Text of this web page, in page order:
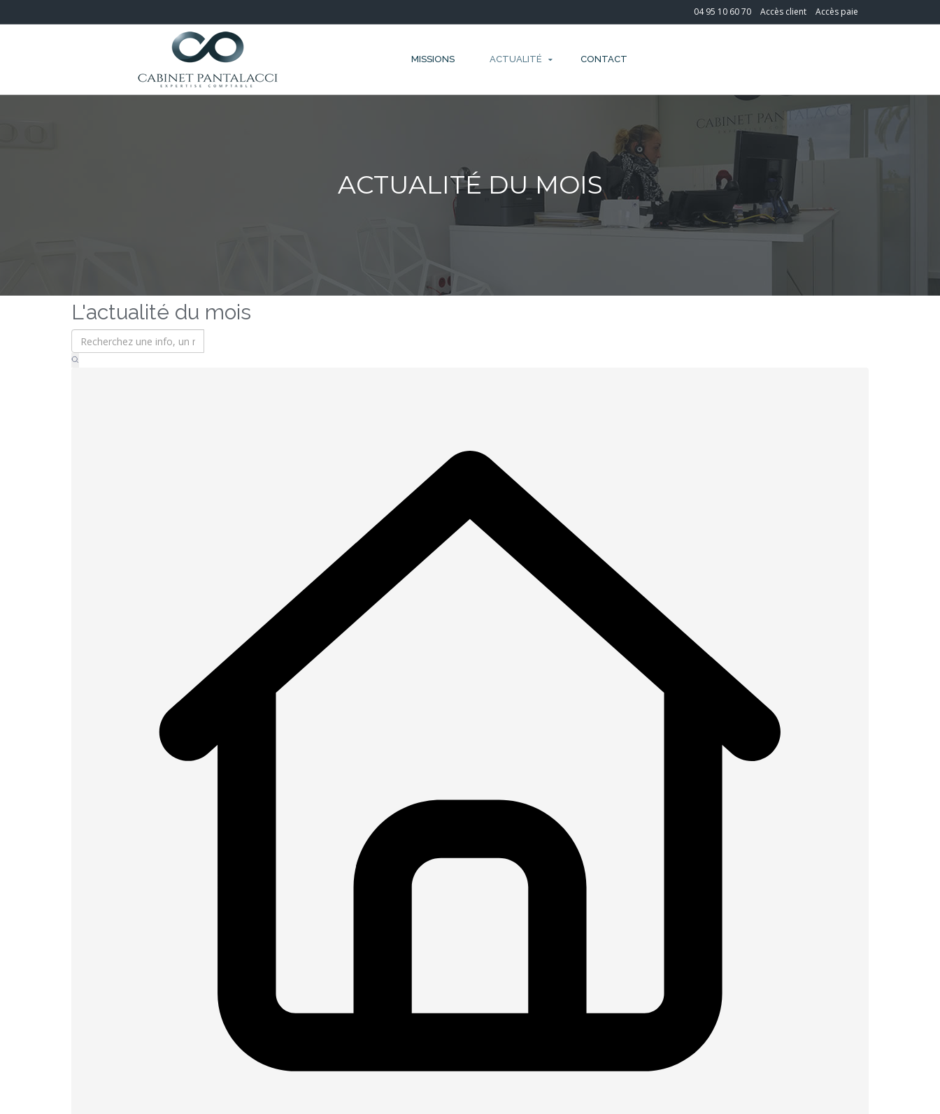
04 95 10 60 70 Accès client Accès paie
MISSIONS ACTUALITÉ CONTACT
ACTUALITÉ DU MOIS
L'actualité du mois